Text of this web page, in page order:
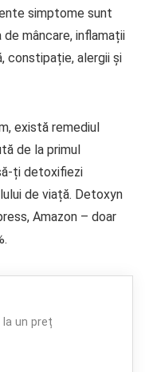
simptome sunt
mâncare, inflamații
constipație, alergii și
există remediul
de la primul
ți detoxifiezi
de viață. Detoxyn
Amazon – doar
un preț